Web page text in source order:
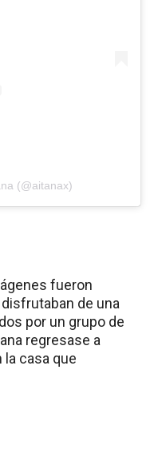
(@aitanax)
fueron
de una
por un grupo de
regresase a
la casa que